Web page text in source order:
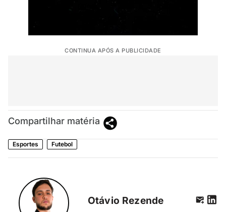
CONTINUA APÓS A PUBLICIDADE
Compartilhar matéria
Esportes Futebol
Otávio Rezende